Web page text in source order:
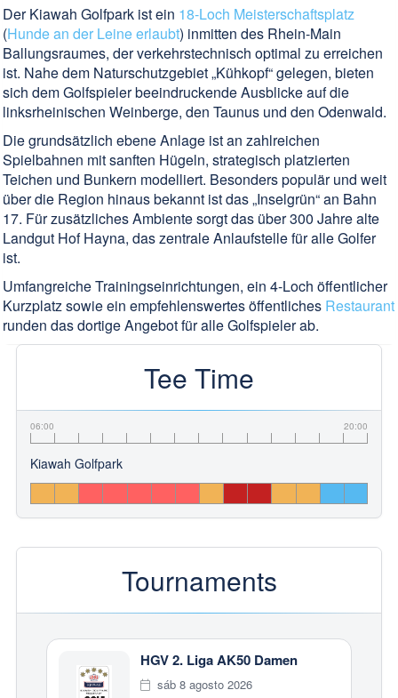
Der Kiawah Golfpark ist ein 18-Loch Meisterschaftsplatz
(Hunde an der Leine erlaubt) inmitten des Rhein-Main
Ballungsraumes, der verkehrstechnisch optimal zu erreichen
ist. Nahe dem Naturschutzgebiet „Kühkopf“ gelegen, bieten
sich dem Golfspieler beeindruckende Ausblicke auf die
linksrheinischen Weinberge, den Taunus und den Odenwald.
Die grundsätzlich ebene Anlage ist an zahlreichen
Spielbahnen mit sanften Hügeln, strategisch platzierten
Teichen und Bunkern modelliert. Besonders populär und weit
über die Region hinaus bekannt ist das „Inselgrün“ an Bahn
17. Für zusätzliches Ambiente sorgt das über 300 Jahre alte
Landgut Hof Hayna, das zentrale Anlaufstelle für alle Golfer
ist.
Umfangreiche Trainingseinrichtungen, ein 4-Loch öffentlicher
Kurzplatz sowie ein empfehlenswertes öffentliches Restaurant
runden das dortige Angebot für alle Golfspieler ab.
Tee Time
06:00 20:00
Kiawah Golfpark
Tournaments
HGV 2. Liga AK50 Damen
sáb 8 agosto 2026